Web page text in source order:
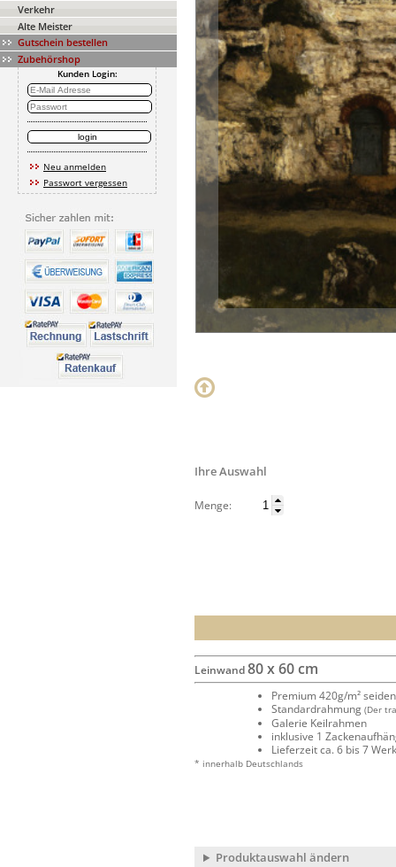
Verkehr
Alte Meister
Gutschein bestellen
Zubehörshop
Kunden Login:
Neu anmelden
Passwort vergessen
Ihre Auswahl
Menge:
Leinwand80 x 60 cm
Premium 420g/m²
Standardrahmung (Der
Galerie Keilrahmen
inklusive 1
Lieferzeit ca. 6 bis 7
* innerhalb Deutschlands
Produktauswahl ändern